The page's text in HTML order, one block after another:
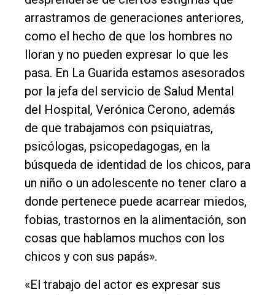
arrastramos de generaciones anteriores,
como el hecho de que los hombres no
lloran y no pueden expresar lo que les
pasa. En La Guarida estamos asesorados
por la jefa del servicio de Salud Mental
del Hospital, Verónica Cerono, además
de que trabajamos con psiquiatras,
psicólogas, psicopedagogas, en la
búsqueda de identidad de los chicos, para
un niño o un adolescente no tener claro a
donde pertenece puede acarrear miedos,
fobias, trastornos en la alimentación, son
cosas que hablamos muchos con los
chicos y con sus papás».
«El trabajo del actor es expresar sus